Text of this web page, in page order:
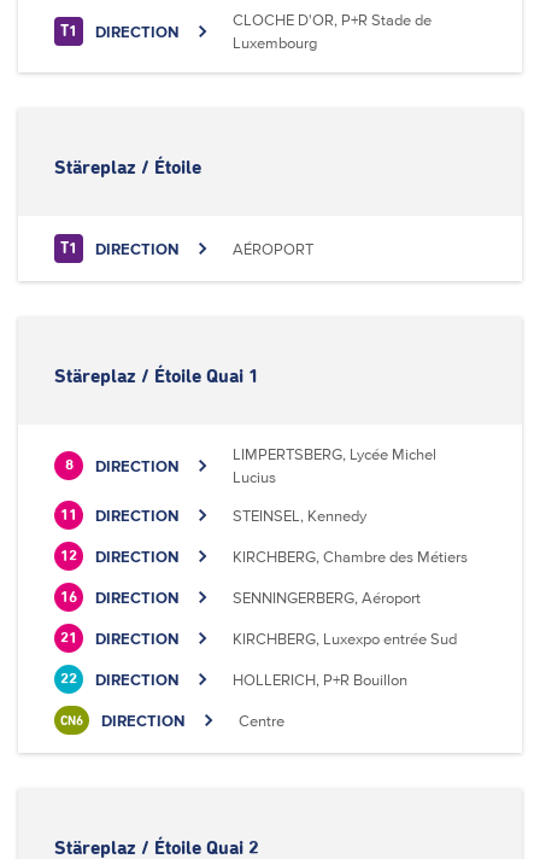
T1 DIRECTION
CLOCHE D'OR, P+R Stade de
Luxembourg
Stäreplaz / Étoile
T1 DIRECTION AÉROPORT
Stäreplaz / Étoile Quai 1
8 DIRECTION
LIMPERTSBERG, Lycée Michel
Lucius
11 DIRECTION STEINSEL, Kennedy
12 DIRECTION KIRCHBERG, Chambre des Métiers
16 DIRECTION SENNINGERBERG, Aéroport
21 DIRECTION KIRCHBERG, Luxexpo entrée Sud
22 DIRECTION HOLLERICH, P+R Bouillon
CN6 DIRECTION Centre
Stäreplaz / Étoile Quai 2